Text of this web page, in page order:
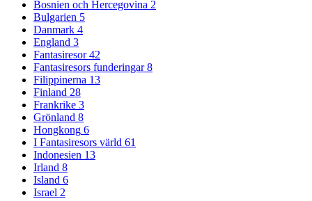
Bosnien och Hercegovina 2
Bulgarien 5
Danmark 4
England 3
Fantasiresor 42
Fantasiresors funderingar 8
Filippinerna 13
Finland 28
Frankrike 3
Grönland 8
Hongkong 6
I Fantasiresors värld 61
Indonesien 13
Irland 8
Island 6
Israel 2